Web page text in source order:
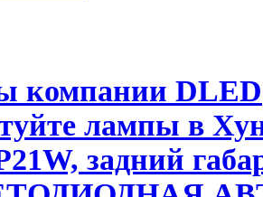
компании DLED
лампы в
задний